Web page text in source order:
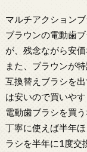
マルチアクション
ブラウンの電動歯
が、残念ながら安
また、ブラウンが
互換替えブラシを
は安いので買いや
電動歯ブラシを買
丁寧に使えば半年
ラシを半年に1度交